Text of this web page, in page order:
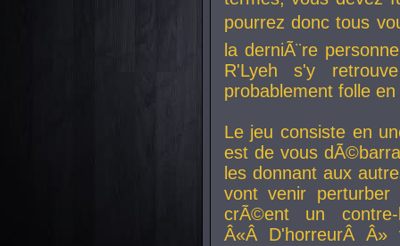
pourrez donc tous
la derniÃ¨re
R'Lyeh s'y
probablement folle
Le jeu consiste en
est de vous
les donnant aux
vont venir perturber
crÃ©ent un
Â«Â D'horreurÂ